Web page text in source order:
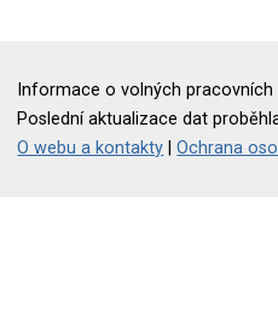
Informace o volných
Poslední aktualizace dat
O webu a kontakty |Ochrana